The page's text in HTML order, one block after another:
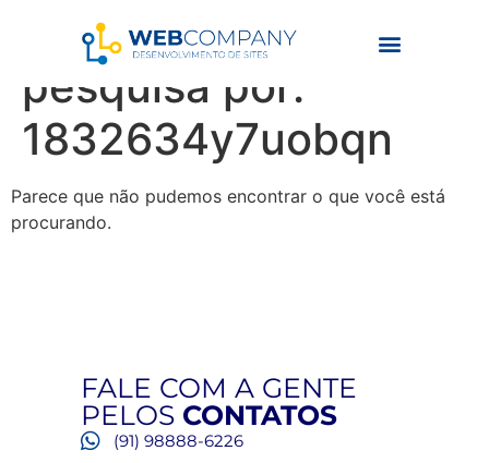
Resultados da
pesquisa por:
1832634y7uobqn
Parece que não pudemos encontrar o que você está
procurando.
FALE COM A GENTE
PELOS CONTATOS
(91) 98888-6226